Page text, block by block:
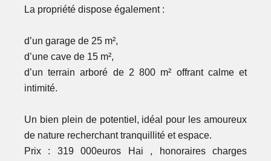
La propriété dispose également :
d’un garage de 25 m²,
d’une cave de 15 m²,
d’un terrain arboré de 2 800 m² offrant calme et
intimité.
Un bien plein de potentiel, idéal pour les amoureux
de nature recherchant tranquillité et espace.
Prix : 319 000euros Hai , honoraires charges